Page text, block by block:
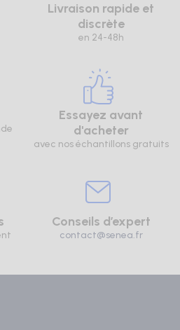
Livraison rapide et
discrète
en 24-48h
Essayez avant
d'acheter
avec nos échantillons gratuits
Conseils d’expert
contact@senea.fr